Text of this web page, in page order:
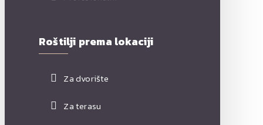
Roštilji prema lokaciji
Za dvorište
Za terasu